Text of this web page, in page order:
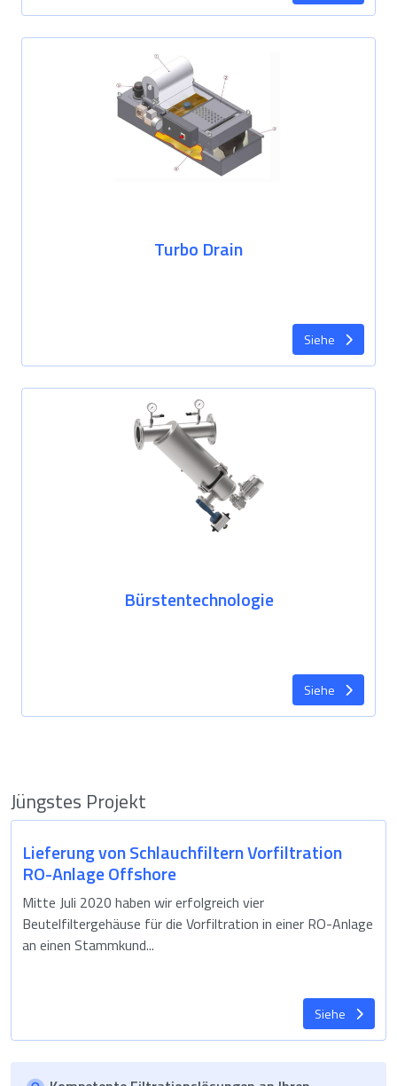
Turbo Drain
Siehe
Bürstentechnologie
Siehe
Jüngstes Projekt
Lieferung von Schlauchfiltern Vorfiltration
RO-Anlage Offshore
Mitte Juli 2020 haben wir erfolgreich vier
Beutelfiltergehäuse für die Vorfiltration in einer RO-Anlage
an einen Stammkund...
Siehe